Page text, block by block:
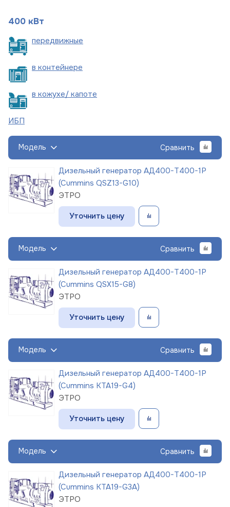
400 кВт
передвижные
в контейнере
в кожухе/ капоте
ИБП
Модель Сравнить
Дизельный генератор АД400-Т400-1Р
(Cummins QSZ13-G10)
ЭТРО
Уточнить цену
Модель Сравнить
Дизельный генератор АД400-Т400-1Р
(Cummins QSX15-G8)
ЭТРО
Уточнить цену
Модель Сравнить
Дизельный генератор АД400-Т400-1Р
(Cummins KTA19-G4)
ЭТРО
Уточнить цену
Модель Сравнить
Дизельный генератор АД400-Т400-1Р
(Cummins KTA19-G3A)
ЭТРО